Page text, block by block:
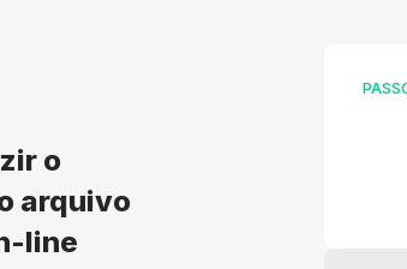
o
arquivo
line